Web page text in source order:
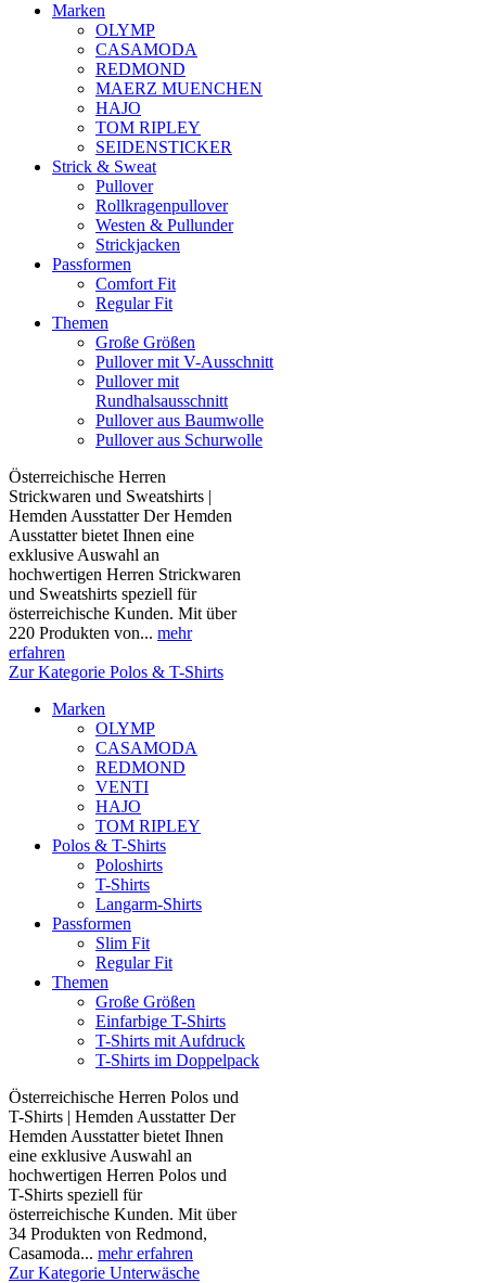
Marken
OLYMP
CASAMODA
REDMOND
MAERZ MUENCHEN
HAJO
TOM RIPLEY
SEIDENSTICKER
Strick & Sweat
Pullover
Rollkragenpullover
Westen & Pullunder
Strickjacken
Passformen
Comfort Fit
Regular Fit
Themen
Große Größen
Pullover mit V-Ausschnitt
Pullover mit
Rundhalsausschnitt
Pullover aus Baumwolle
Pullover aus Schurwolle
Österreichische Herren
Strickwaren und Sweatshirts |
Hemden Ausstatter Der Hemden
Ausstatter bietet Ihnen eine
exklusive Auswahl an
hochwertigen Herren Strickwaren
und Sweatshirts speziell für
österreichische Kunden. Mit über
220 Produkten von... mehr
erfahren
Zur Kategorie Polos & T-Shirts
Marken
OLYMP
CASAMODA
REDMOND
VENTI
HAJO
TOM RIPLEY
Polos & T-Shirts
Poloshirts
T-Shirts
Langarm-Shirts
Passformen
Slim Fit
Regular Fit
Themen
Große Größen
Einfarbige T-Shirts
T-Shirts mit Aufdruck
T-Shirts im Doppelpack
Österreichische Herren Polos und
T-Shirts | Hemden Ausstatter Der
Hemden Ausstatter bietet Ihnen
eine exklusive Auswahl an
hochwertigen Herren Polos und
T-Shirts speziell für
österreichische Kunden. Mit über
34 Produkten von Redmond,
Casamoda... mehr erfahren
Zur Kategorie Unterwäsche